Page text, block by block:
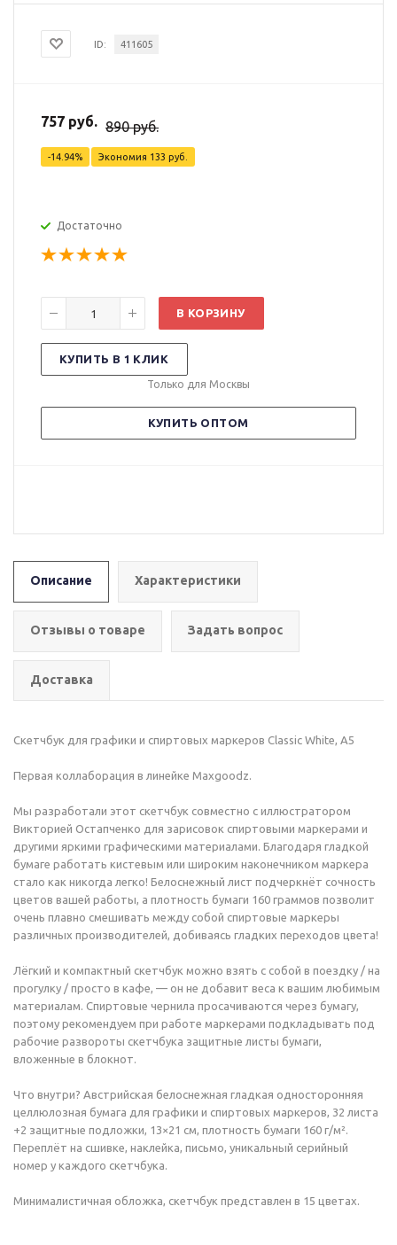
ID: 411605
757 руб. 890 руб.
-14.94% Экономия 133 руб.
Достаточно
В КОРЗИНУ
КУПИТЬ В 1 КЛИК
Только для Москвы
КУПИТЬ ОПТОМ
Описание Характеристики
Отзывы о товаре Задать вопрос
Доставка
Скетчбук для графики и спиртовых маркеров Classic White, A5
Первая коллаборация в линейке Maxgoodz.
Мы разработали этот скетчбук совместно с иллюстратором
Викторией Остапченко для зарисовок спиртовыми маркерами и
другими яркими графическими материалами. Благодаря гладкой
бумаге работать кистевым или широким наконечником маркера
стало как никогда легко! Белоснежный лист подчеркнёт сочность
цветов вашей работы, а плотность бумаги 160 граммов позволит
очень плавно смешивать между собой спиртовые маркеры
различных производителей, добиваясь гладких переходов цвета!
Лёгкий и компактный скетчбук можно взять с собой в поездку / на
прогулку / просто в кафе, — он не добавит веса к вашим любимым
материалам. Спиртовые чернила просачиваются через бумагу,
поэтому рекомендуем при работе маркерами подкладывать под
рабочие развороты скетчбука защитные листы бумаги,
вложенные в блокнот.
Что внутри? Австрийская белоснежная гладкая односторонняя
целлюлозная бумага для графики и спиртовых маркеров, 32 листа
+2 защитные подложки, 13×21 см, плотность бумаги 160 г/м².
Переплёт на сшивке, наклейка, письмо, уникальный серийный
номер у каждого скетчбука.
Минималистичная обложка, скетчбук представлен в 15 цветах.